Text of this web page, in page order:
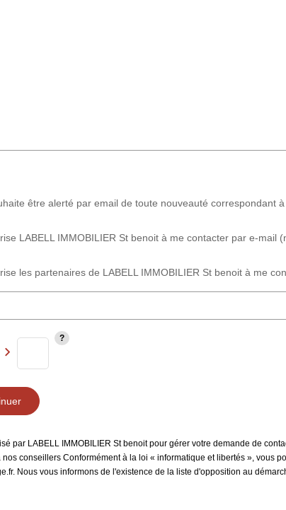
être alerté par email de toute nouveauté correspondant
LABELL IMMOBILIER St benoit à me contacter par e-mail
les partenaires de LABELL IMMOBILIER St benoit à me
par LABELL IMMOBILIER St benoit pour gérer votre demande de
conseillers Conformément à la loi « informatique et libertés », vous
Nous vous informons de l'existence de la liste d'opposition au